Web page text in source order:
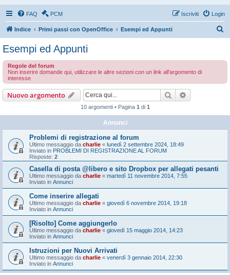
FAQ PCM Login
Iscriviti
Indice Primi passi con OpenOffice Esempi ed Appunti
Esempi ed Appunti
Regole del forum
Non inserire domande qui, utilizzare le altre sezioni con un link all'argomento di
interesse
Nuovo argomento Cerca
10 argomenti • Pagina 1 di 1
Annunci
Problemi di registrazione al forum
Ultimo messaggio da charlie « lunedì 2 settembre 2024, 18:49
Inviato in PROBLEMI DI REGISTRAZIONE AL FORUM
Risposte: 2
Casella di posta @libero e sito Dropbox per allegati pesanti
Ultimo messaggio da charlie « martedì 11 novembre 2014, 7:55
Inviato in Annunci
Come inserire allegati
Ultimo messaggio da charlie « giovedì 6 novembre 2014, 19:18
Inviato in Annunci
[Risolto] Come aggiungerlo
Ultimo messaggio da charlie « giovedì 15 maggio 2014, 14:23
Inviato in Annunci
Istruzioni per Nuovi Arrivati
Ultimo messaggio da charlie « venerdì 3 gennaio 2014, 22:30
Inviato in Annunci